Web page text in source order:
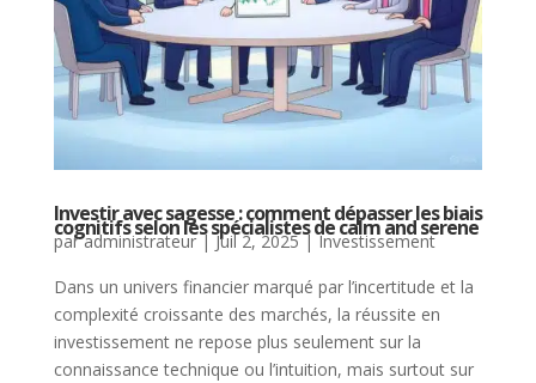
Investir avec sagesse : comment dépasser les biais
cognitifs selon les spécialistes de calm and serene
paradministrateur|Juil 2, 2025|Investissement
Dans un univers financier marqué par l’incertitude et la
complexité croissante des marchés, la réussite en
investissement ne repose plus seulement sur la
connaissance technique ou l’intuition, mais surtout sur